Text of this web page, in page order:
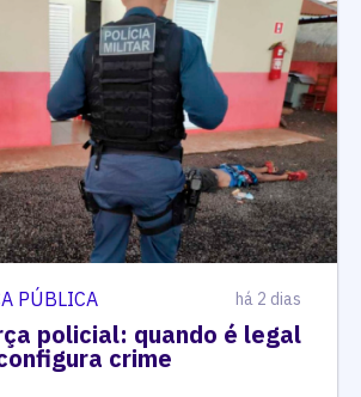
PÚBLICA há 2 dias
policial: quando é legal
crime